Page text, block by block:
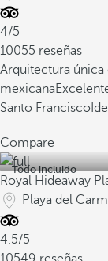
4/5
10055 reseñas
Arquitectura única
mexicana
Santo Francisco
Compare
Todo incluido
Royal Hideaway
Playa del
4.5/5